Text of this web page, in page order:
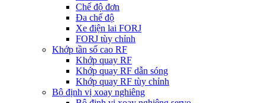
Chế độ đơn
Đa chế độ
Xe điện lai FORJ
FORJ tùy chỉnh
Khớp tần số cao RF
Khớp quay RF
Khớp quay RF dẫn sóng
Khớp quay RF tùy chỉnh
Bộ định vị xoay nghiêng